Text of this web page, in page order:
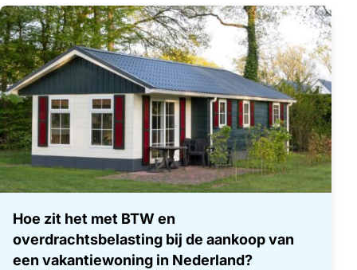
Hoe zit het met BTW en
overdrachtsbelasting bij de aankoop van
een vakantiewoning in Nederland?